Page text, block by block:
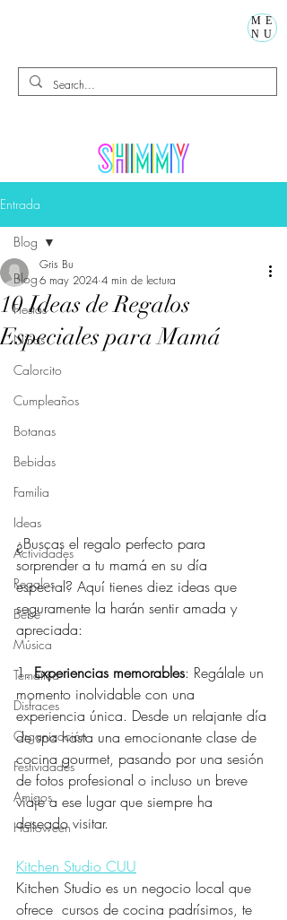
ME
NU
Entrada
Blog
Fiestas
Niños
Calorcito
Cumpleaños
Botanas
Bebidas
Familia
Ideas
Actividades
Regalos
Bebé
Música
Temática
Disfraces
Organización
Festividades
Amigos
Halloween
Blog
10 Ideas de Regalos
Especiales para Mamá
Gris Bu
6 may 2024 4 min de lectura
¿Buscas el regalo perfecto para
sorprender a tu mamá en su día
especial? Aquí tienes diez ideas que
seguramente la harán sentir amada y
apreciada:
1. Experiencias memorables: Regálale un
momento inolvidable con una
experiencia única. Desde un relajante día
de spa hasta una emocionante clase de
cocina gourmet, pasando por una sesión
de fotos profesional o incluso un breve
viaje a ese lugar que siempre ha
deseado visitar.
Kitchen Studio CUU
Kitchen Studio es un negocio local que
ofrece  cursos de cocina padrísimos, te